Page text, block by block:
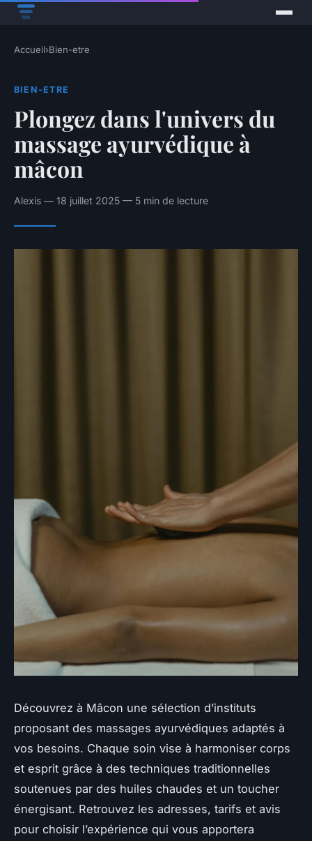
Accueil›Bien-etre
BIEN-ETRE
Plongez dans l'univers du
massage ayurvédique à
mâcon
Alexis — 18 juillet 2025 — 5 min de lecture
Découvrez à Mâcon une sélection d’instituts
proposant des massages ayurvédiques adaptés à
vos besoins. Chaque soin vise à harmoniser corps
et esprit grâce à des techniques traditionnelles
soutenues par des huiles chaudes et un toucher
énergisant. Retrouvez les adresses, tarifs et avis
pour choisir l’expérience qui vous apportera